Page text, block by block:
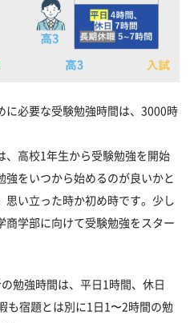
に必要な受験勉強時間は、3000時
、高校1年生から受験勉強を開始
をいつから始めるのが良いかと
い立った時か初め時です。少し
商学部に向けて受験勉強をスター
勉強時間は、平日1時間、休日
も宿題とは別に1日1〜2時間の勉